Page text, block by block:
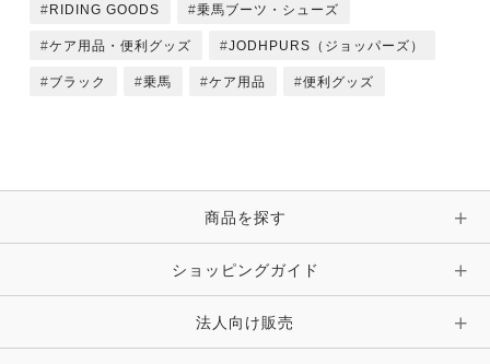
RIDING GOODS 乗馬ブーツ・シューズ
ケア用品・便利グッズ JODHPURS（ジョッパーズ）
ブラック 乗馬 ケア用品 便利グッズ
商品を探す
ショッピングガイド
法人向け販売